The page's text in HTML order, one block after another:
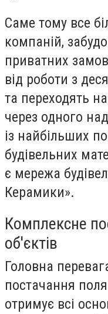
Саме тому все
компаній,
приватних
від роботи з
та переходять
через одного
із найбільших
будівельних
є мережа
Керамики».
Комплексне
об'єктів
Головна
постачання
отримує всі